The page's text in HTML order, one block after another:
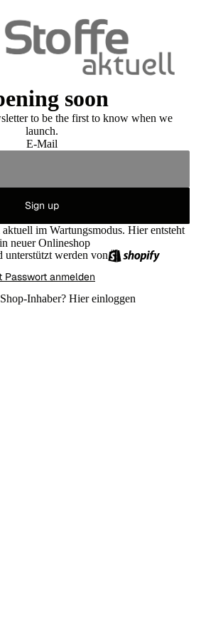
soon
to be the first to know when we
launch.
E-Mail
Sign up
im Wartungsmodus. Hier entsteht
neuer Onlineshop
unterstützt werden von
Passwort anmelden
Inhaber? Hier einloggen